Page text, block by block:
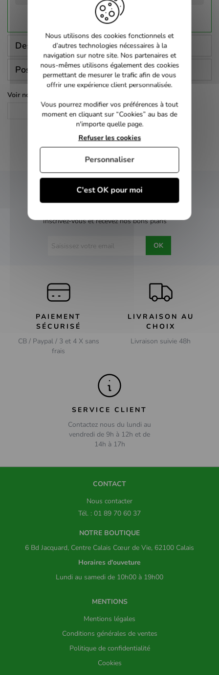
Description
Poser une question
Voir nos autres pages :
Drame
NEWSLETTER
Inscrivez-vous et recevez nos bons plans
OK
PAIEMENT
SÉCURISÉ
CB / Paypal / 3 et 4 X sans
frais
LIVRAISON AU
CHOIX
Livraison suivie 48h
SERVICE CLIENT
Contactez nous du lundi au
vendredi de 9h à 12h et de
14h à 17h
CONTACT
Nous contacter
Tél. : 01 89 70 60 37
NOTRE BOUTIQUE
6 Bd Jacquard, Centre Calais Cœur de Vie, 62100 Calais
Horaires d'ouveture
Lundi au samedi de 10h00 à 19h00
MENTIONS
Mentions légales
Conditions générales de ventes
Politique de confidentialité
Cookies
Nous utilisons des cookies fonctionnels et
d’autres technologies nécessaires à la
navigation sur notre site. Nos partenaires et
nous-mêmes utilisons également des cookies
permettant de mesurer le trafic afin de vous
offrir une expérience client personnalisée.
Vous pourrez modifier vos préférences à tout
moment en cliquant sur “Cookies” au bas de
n'importe quelle page.
C'est OK pour moi
Refuser les cookies
Personnaliser